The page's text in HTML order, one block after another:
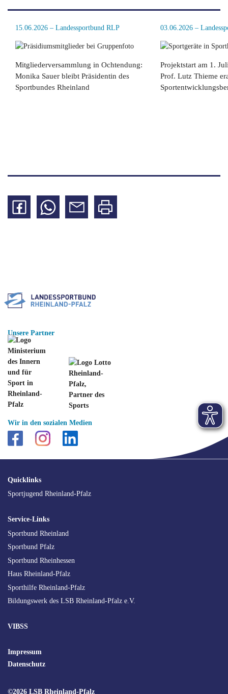
15.06.2026 – Landessportbund RLP
Mitgliederversammlung in Ochtendung:
Monika Sauer bleibt Präsidentin des
Sportbundes Rheinland
Projektstart am 1.
Prof. Lutz Thieme
Auf
Facebook
Per
WhatsApp
Per
Mail
Seite
drucken
Unsere Partner
Wir in den sozialen Medien
SEO
Navigation
Quicklinks
Sportjugend Rheinland-Pfalz
Service-Links
Sportbund Rheinland
Sportbund Pfalz
Sportbund Rheinhessen
Haus Rheinland-Pfalz
Sporthilfe Rheinland-Pfalz
Bildungswerk des LSB Rheinland-Pfalz e.V.
VIBSS
Impressum
Datenschutz
©2026 LSB Rheinland-Pfalz